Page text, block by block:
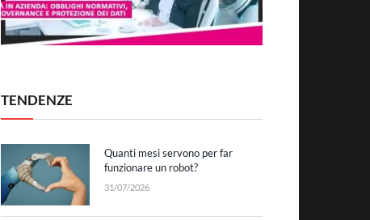
TENDENZE
Quanti mesi servono per far
funzionare un robot?
31/07/2026